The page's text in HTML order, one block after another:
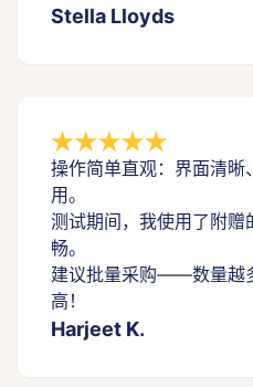
Stella Lloyds
操作简单直观：界面清晰
用。
测试期间，我使用了附
畅。
建议批量采购——数量越
高！
Harjeet K.